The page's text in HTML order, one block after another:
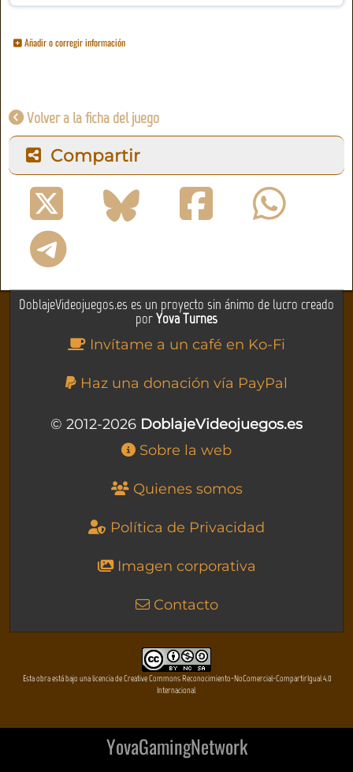
Añadir o corregir información
Volver a la ficha del juego
Compartir
DoblajeVideojuegos.es es un proyecto sin ánimo de lucro creado
porYova Turnes
Invítame a un café en Ko-Fi
Haz una donación vía PayPal
© 2012-2026 DoblajeVideojuegos.es
Sobre la web
Quienes somos
Política de Privacidad
Imagen corporativa
Contacto
Esta obra está bajo una licencia de Creative Commons Reconocimiento-NoComercial-CompartirIgual 4.0
Internacional
YovaGamingNetwork